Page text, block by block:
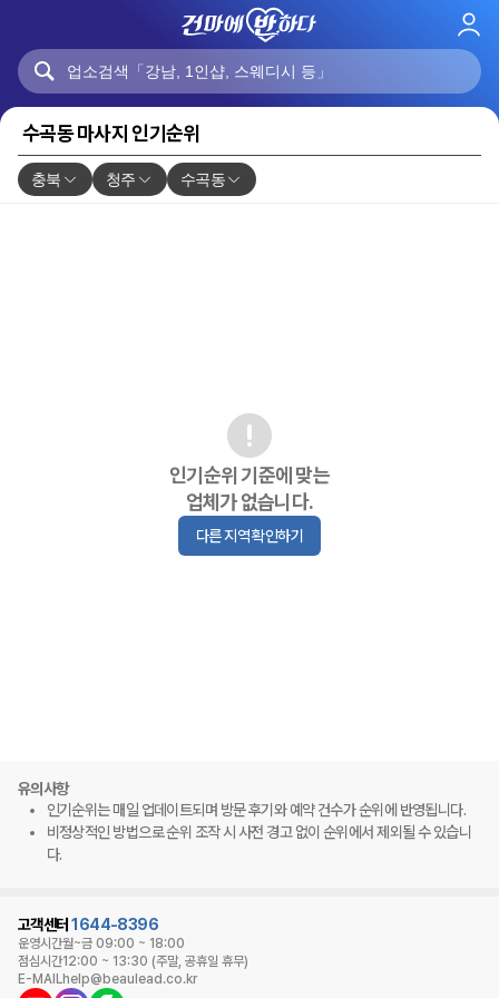
로
수곡동 마사지 인기순위
충북 청주 수곡동
인기순위 기준에 맞는
업체가 없습니다.
다른 지역 확인하기
유의사항
인기순위는 매일 업데이트되며 방문 후기와 예약 건수가 순위에 반영됩니다.
비정상적인 방법으로 순위 조작 시 사전 경고 없이 순위에서 제외될 수 있습니
다.
고객센터 1644-8396
운영시간월~금 09:00 ~ 18:00
점심시간12:00 ~ 13:30 (주말, 공휴일 휴무)
E-MAILhelp@beaulead.co.kr